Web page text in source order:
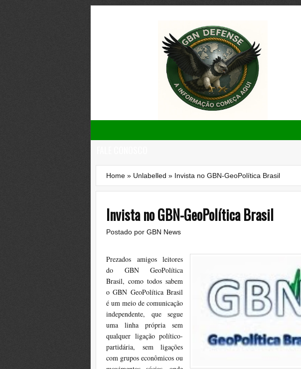
Home » Unlabelled » Invista no GBN-GeoPolítica Brasil
Invista no GBN-GeoPolítica Brasil
Postado por GBN News
Prezados amigos leitores
do GBN GeoPolítica
Brasil, como todos sabem
o GBN GeoPolítica Brasil
é um meio de comunicação
independente, que segue
uma linha própria sem
qualquer ligação político-
partidária, sem ligações
com grupos econômicos ou